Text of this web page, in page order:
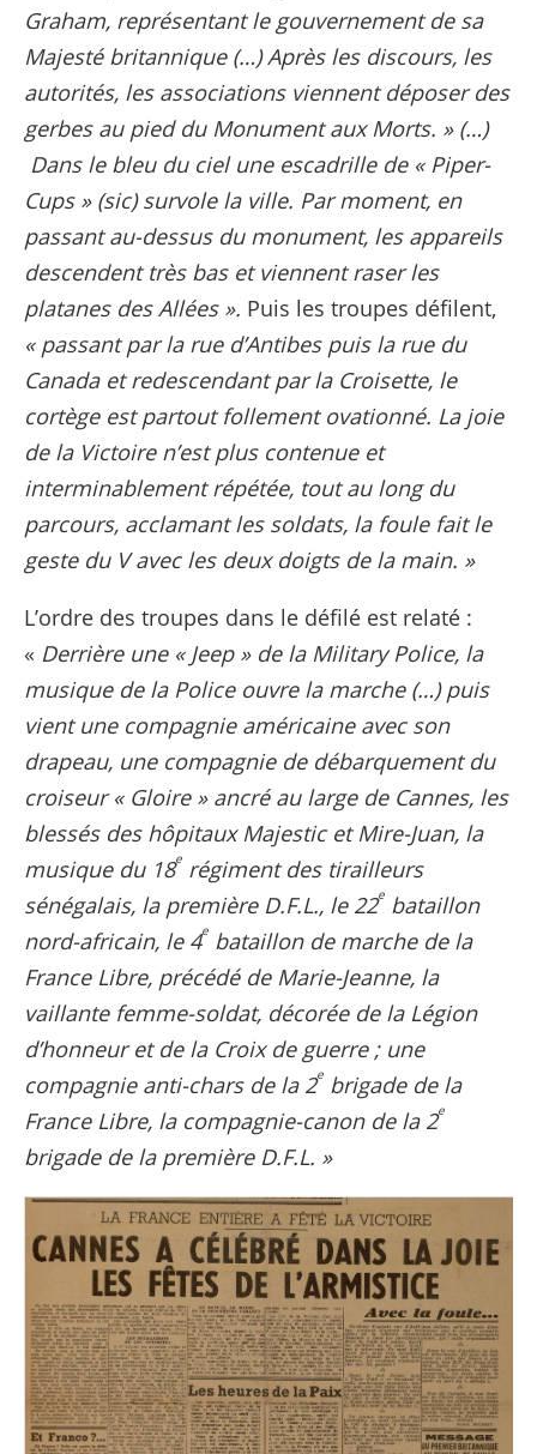
Graham, représentant le gouvernement de sa
Majesté britannique (…) Après les discours, les
autorités, les associations viennent déposer des
gerbes au pied du Monument aux Morts. » (…)
Dans le bleu du ciel une escadrille de « Piper-
Cups » (sic) survole la ville. Par moment, en
passant au-dessus du monument, les appareils
descendent très bas et viennent raser les
platanes des Allées ». Puis les troupes défilent,
« passant par la rue d’Antibes puis la rue du
Canada et redescendant par la Croisette, le
cortège est partout follement ovationné. La joie
de la Victoire n’est plus contenue et
interminablement répétée, tout au long du
parcours, acclamant les soldats, la foule fait le
geste du V avec les deux doigts de la main. »
L’ordre des troupes dans le défilé est relaté :
« Derrière une « Jeep » de la Military Police, la
musique de la Police ouvre la marche (…) puis
vient une compagnie américaine avec son
drapeau, une compagnie de débarquement du
croiseur « Gloire » ancré au large de Cannes, les
blessés des hôpitaux Majestic et Mire-Juan, la
musique du 18e régiment des tirailleurs
sénégalais, la première D.F.L., le 22e bataillon
nord-africain, le 4e bataillon de marche de la
France Libre, précédé de Marie-Jeanne, la
vaillante femme-soldat, décorée de la Légion
d’honneur et de la Croix de guerre ; une
compagnie anti-chars de la 2e brigade de la
France Libre, la compagnie-canon de la 2e
brigade de la première D.F.L. »